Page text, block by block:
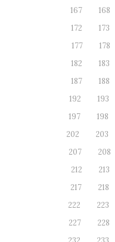
167
168
172
173
177
178
182
183
187
188
192
193
197
198
202
203
207
208
212
213
217
218
222
223
227
228